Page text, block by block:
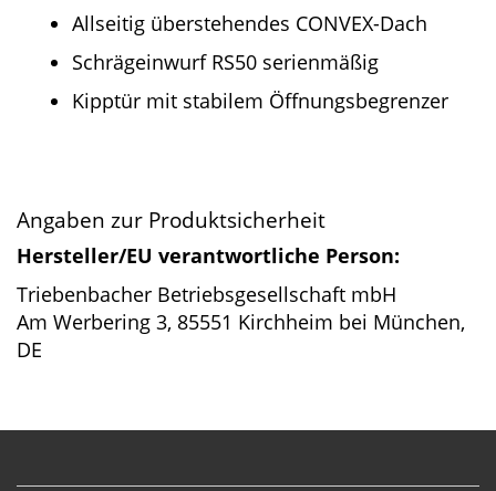
Allseitig überstehendes CONVEX-Dach
Schrägeinwurf RS50 serienmäßig
Kipptür mit stabilem Öffnungsbegrenzer
Angaben zur Produktsicherheit
Hersteller/EU verantwortliche Person:
Triebenbacher Betriebsgesellschaft mbH
Am Werbering 3, 85551 Kirchheim bei München,
DE